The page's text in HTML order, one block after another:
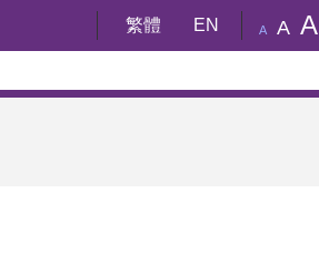
繁體 EN A A A